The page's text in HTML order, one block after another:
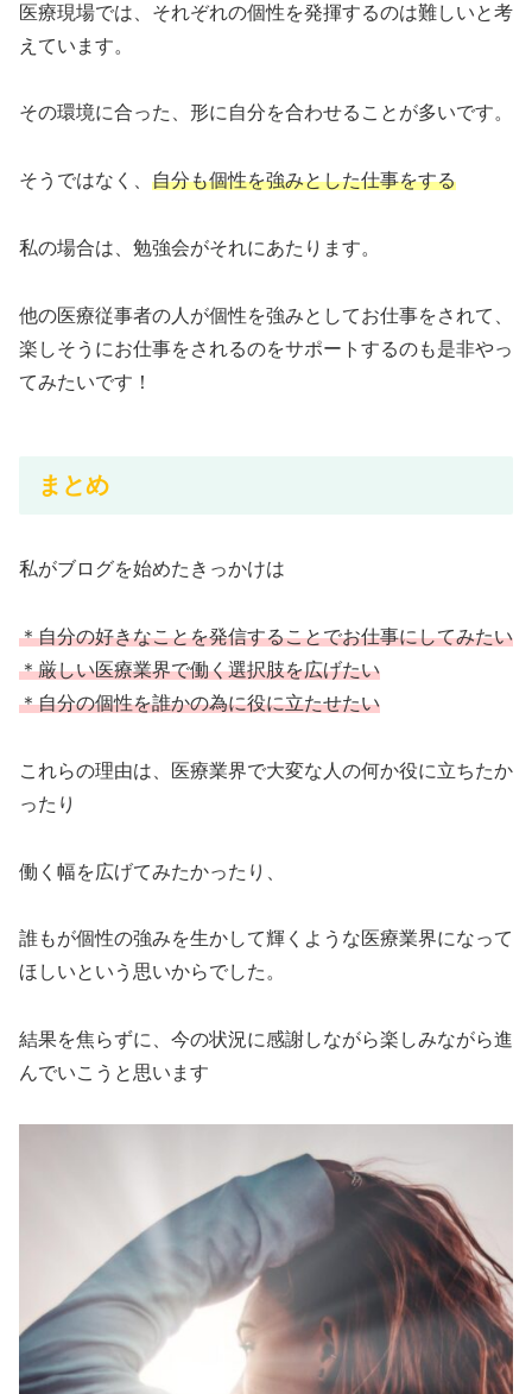
医療現場では、それぞれの個性を発揮するのは難しいと考
えています。
その環境に合った、形に自分を合わせることが多いです。
そうではなく、 自分も個性を強みとした仕事をする
私の場合は、勉強会がそれにあたります。
他の医療従事者の人が個性を強みとしてお仕事をされて、
楽しそうにお仕事をされるのをサポートするのも是非やっ
てみたいです！
まとめ
私がブログを始めたきっかけは
＊自分の好きなことを発信することでお仕事にしてみたい
＊厳しい医療業界で働く選択肢を広げたい
＊自分の個性を誰かの為に役に立たせたい
これらの理由は、医療業界で大変な人の何か役に立ちたか
ったり
働く幅を広げてみたかったり、
誰もが個性の強みを生かして輝くような医療業界になって
ほしいという思いからでした。
結果を焦らずに、今の状況に感謝しながら楽しみながら進
んでいこうと思います